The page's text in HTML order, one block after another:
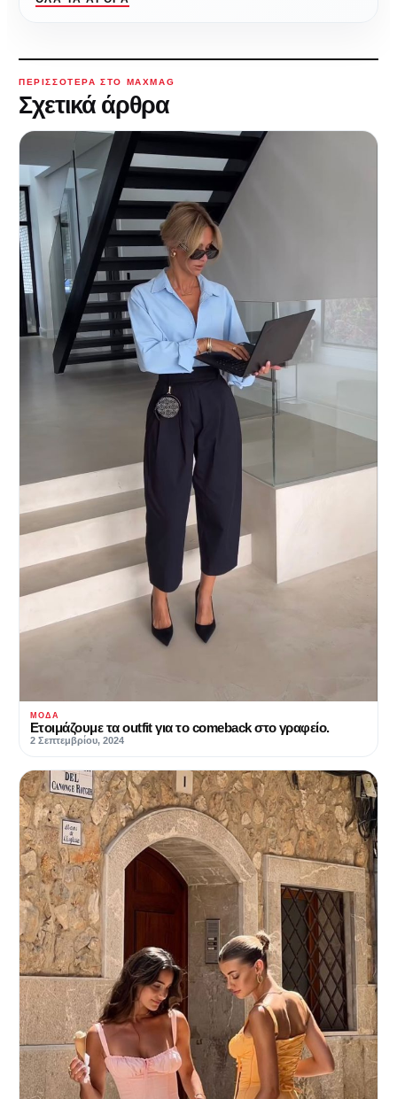
ΠΕΡΙΣΣΌΤΕΡΑ ΣΤΟ MAXMAG
Σχετικά άρθρα
ΜΌΔΑ
Ετοιμάζουμε τα outfit για το comeback στο γραφείο.
2 Σεπτεμβρίου, 2024